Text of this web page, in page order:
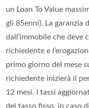
un Loan To Value
gli 85enni). La garanzia
dall’immobile che deve
richiedente e
primo giorno del mese
richiedente inizierà il
12 mesi. I tassi
del tasso fisso, in caso